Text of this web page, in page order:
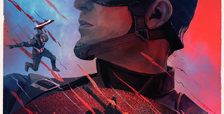
CAPTAIN AMERICA: THE WINTER SOLDIER